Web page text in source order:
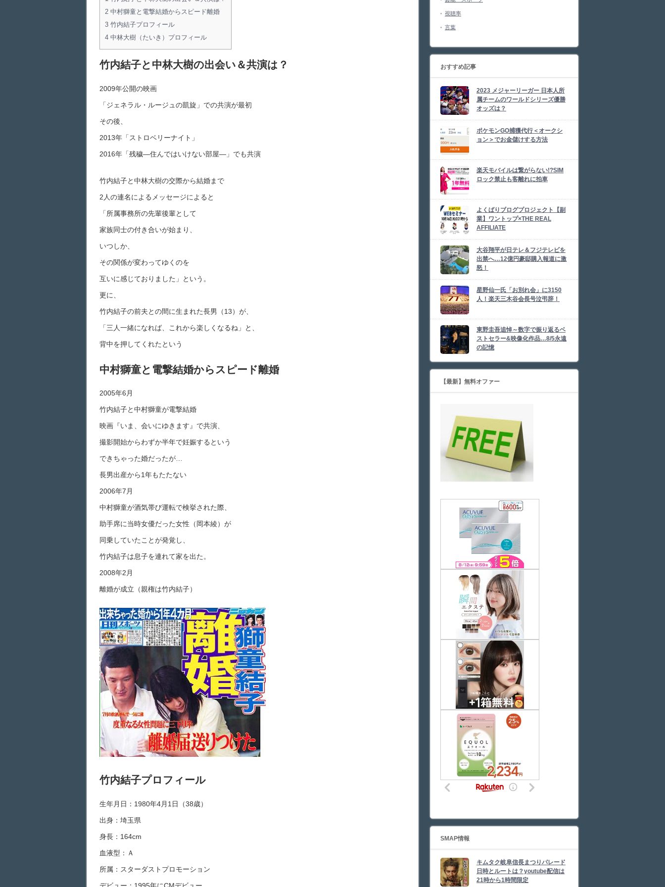
2 中村獅童と電撃結婚からスピード離婚
3 竹内結子プロフィール
4 中林大樹（たいき）プロフィール
竹内結子と中林大樹の出会い＆共演は？
2009年公開の映画
「ジェネラル・ルージュの凱旋」での共演が最初
その後、
2013年「ストロベリーナイト」
2016年「残穢―住んではいけない部屋―」でも共演
竹内結子と中林大樹の交際から結婚まで
2人の連名によるメッセージによると
「所属事務所の先輩後輩として
家族同士の付き合いが始まり、
いつしか、
その関係が変わってゆくのを
互いに感じておりました」という。
更に、
竹内結子の前夫との間に生まれた長男（13）が、
「三人一緒になれば、これから楽しくなるね」と、
背中を押してくれたという
中村獅童と電撃結婚からスピード離婚
2005年6月
竹内結子と中村獅童が電撃結婚
映画『いま、会いにゆきます』で共演、
撮影開始からわずか半年で妊娠するという
できちゃった婚だったが…
長男出産から1年もたたない
2006年7月
中村獅童が酒気帯び運転で検挙された際、
助手席に当時女優だった女性（岡本綾）が
同乗していたことが発覚し、
竹内結子は息子を連れて家を出た。
2008年2月
離婚が成立（親権は竹内結子）
竹内結子プロフィール
生年月日：1980年4月1日（38歳）
出身：埼玉県
身長：164cm
血液型：Ａ
所属：スターダストプロモーション
デビュー：1995年にCMデビュー
視聴率
言葉
おすすめ記事
2023 メジャーリーガー 日本人所
属チームのワールドシリーズ優勝
オッズは？
ポケモンGO捕獲代行＜オークシ
ョン＞でお金儲けする方法
楽天モバイルは繋がらない!?SIM
ロック禁止も客離れに拍車
よくばりブログプロジェクト【副
業】ワントップ×THE REAL
AFFILIATE
大谷翔平が日テレ＆フジテレビを
出禁へ…12億円豪邸購入報道に激
怒！
星野仙一氏「お別れ会」に3150
人！楽天三木谷会長号泣弔辞！
東野圭吾追悼～数字で振り返るベ
ストセラー&映像化作品…8/5永遠
の記憶
【最新】無料オファー
SMAP情報
キムタク岐阜信長まつりパレード
日時とルートは？youtube配信は
21時から1時間限定